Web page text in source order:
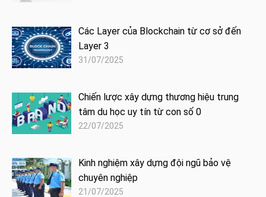
Các Layer của Blockchain từ cơ sở đến
Layer 3
31/07/2025
Chiến lược xây dựng thương hiệu trung
tâm du học uy tín từ con số 0
22/07/2025
Kinh nghiệm xây dựng đội ngũ bảo vệ
chuyên nghiệp
21/07/2025